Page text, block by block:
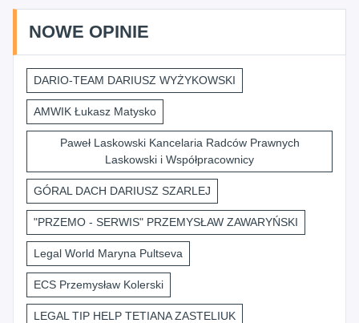
NOWE OPINIE
DARIO-TEAM DARIUSZ WYŻYKOWSKI
AMWIK Łukasz Matysko
Paweł Laskowski Kancelaria Radców Prawnych
Laskowski i Współpracownicy
GÓRAL DACH DARIUSZ SZARLEJ
"PRZEMO - SERWIS" PRZEMYSŁAW ZAWARYŃSKI
Legal World Maryna Pultseva
ECS Przemysław Kolerski
LEGAL TIP HELP TETIANA ZASTELIUK